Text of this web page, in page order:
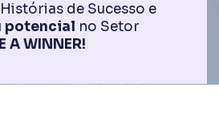
7
/
de Sucesso e
potencial no Setor
A WINNER!